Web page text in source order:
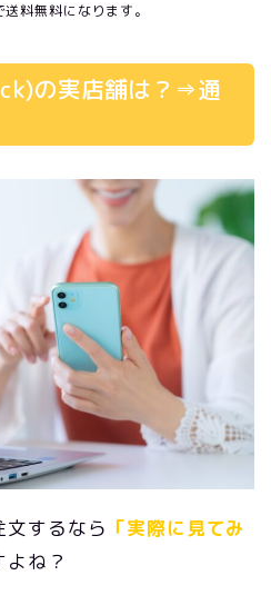
料無料になります。
の実店舗は？⇒通
文するなら 「実際に見てみ
ね？